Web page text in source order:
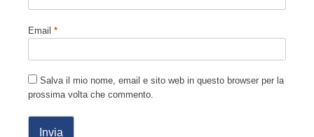
Email *
Salva il mio nome, email e sito web in questo browser per la
prossima volta che commento.